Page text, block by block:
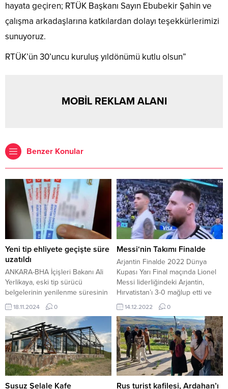
hayata geçiren; RTÜK Başkanı Sayın Ebubekir Şahin ve
çalışma arkadaşlarına katkılardan dolayı teşekkürlerimizi
sunuyoruz.
RTÜK’ün 30’uncu kuruluş yıldönümü kutlu olsun”
MOBİL REKLAM ALANI
Benzer Konular
Yeni tip ehliyete geçişte süre
uzatıldı
ANKARA-BHA İçişleri Bakanı Ali
Yerlikaya, eski tip sürücü
belgelerinin yenilenme süresinin
31 Temmuz 2025 tarihine kadar
uzatıldığını duyurdu. Bakan
Yerlikaya, bu kararın vatandaşların
mağduriyet yaşamaması ve nüfus
müdürlüklerindeki yoğunluğun
minimize edilmesi amacıyla
alındığını belirtti. Daha önce 31
Aralık 2024 olarak planlanan
yenileme süresi, son dönemdeki
18.11.2024 0
Messi‘nin Takımı Finalde
Arjantin Finalde 2022 Dünya
Kupası Yarı Final maçında Lionel
Messi liderliğindeki Arjantin,
Hırvatistan’ı 3-0 mağlup etti ve
adını finale yazdırdı.
14.12.2022 0
Susuz Şelale Kafe
Rus turist kafilesi, Ardahan’ı